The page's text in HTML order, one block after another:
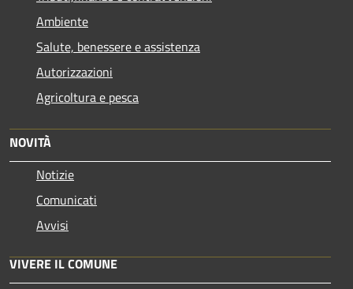
Ambiente
Salute, benessere e assistenza
Autorizzazioni
Agricoltura e pesca
NOVITÀ
Notizie
Comunicati
Avvisi
VIVERE IL COMUNE